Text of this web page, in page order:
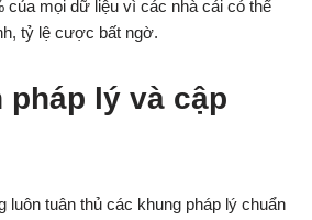
của mọi dữ liệu vì các nhà cái có thể
tỷ lệ cược bất ngờ.
lý và cập
luôn tuân thủ các khung pháp lý chuẩn